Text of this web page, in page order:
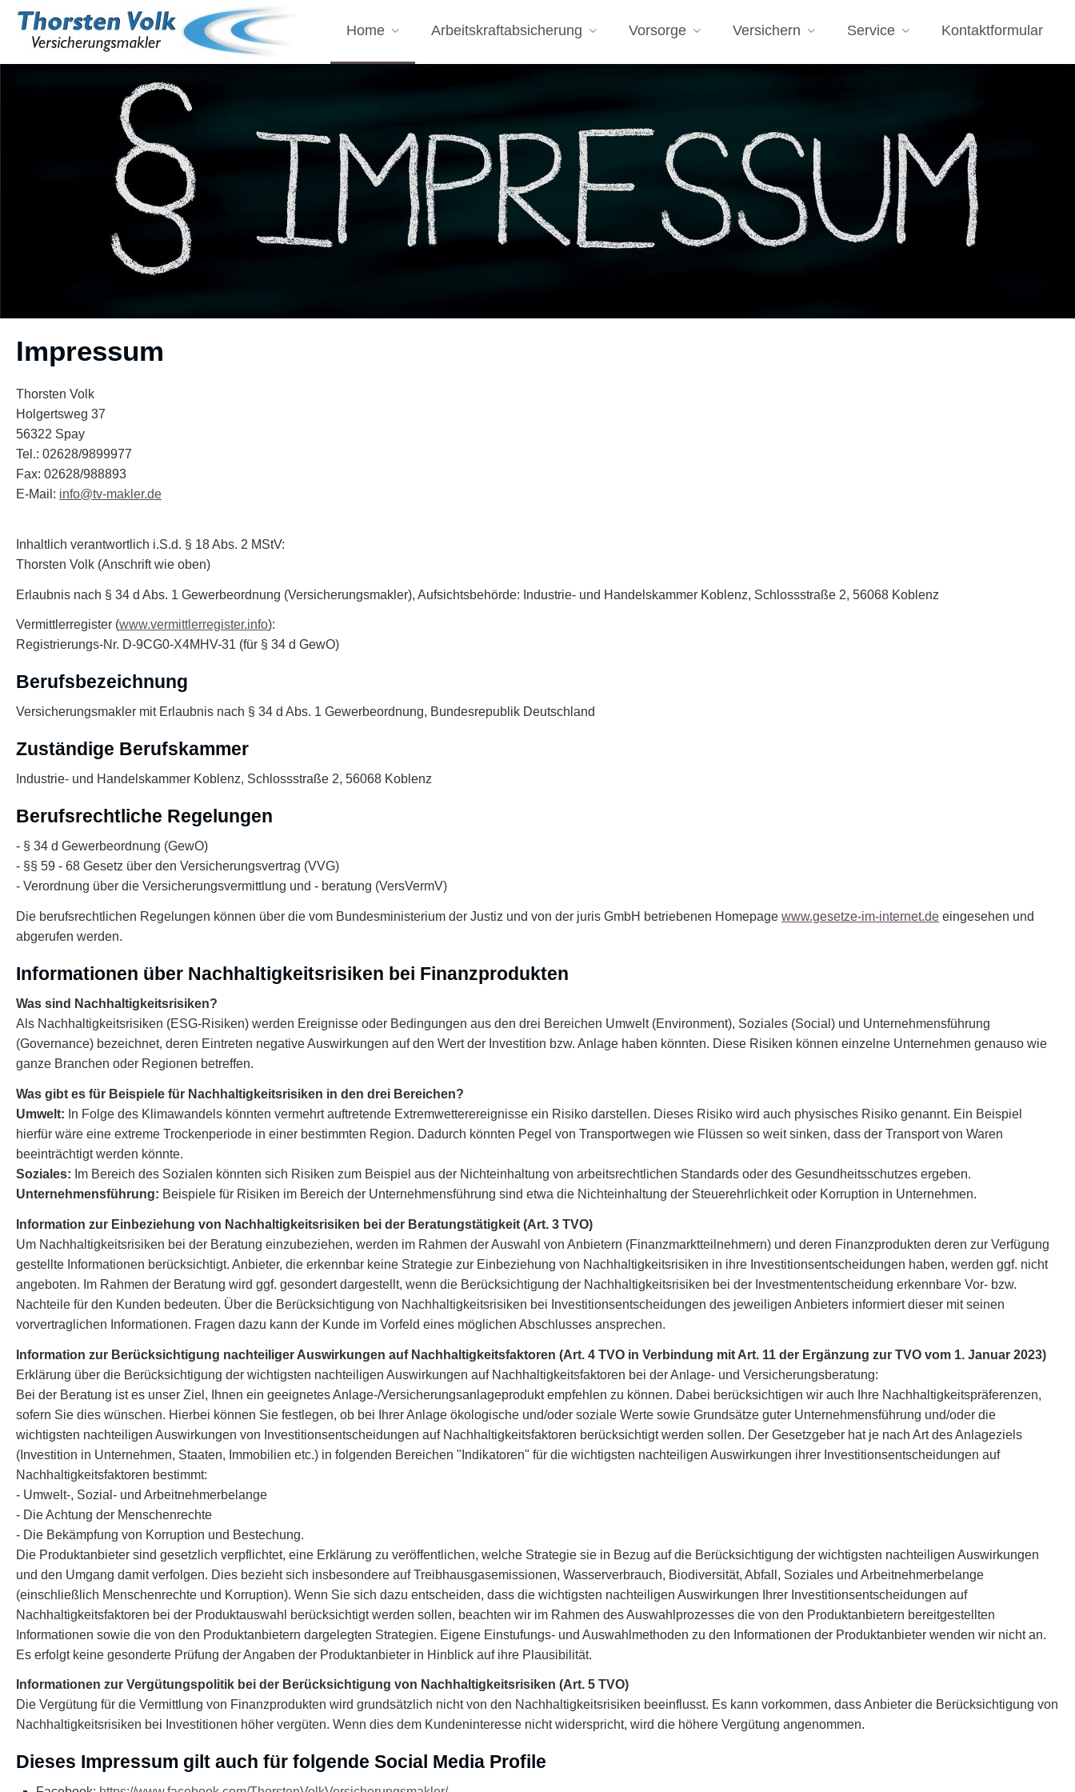
Home Arbeitskraftabsicherung Vorsorge Versichern Service Kontaktformular
Impressum
Thorsten Volk
Holgertsweg 37
56322 Spay
Tel.: 02628/9899977
Fax: 02628/988893
E-Mail: info@tv-makler.de
Inhaltlich verantwortlich i.S.d. § 18 Abs. 2 MStV:
Thorsten Volk (Anschrift wie oben)
Erlaubnis nach § 34 d Abs. 1 Gewerbeordnung (Ver­sicherungs­makler), Aufsichtsbehörde: Industrie- und Handelskammer Koblenz, Schlossstraße 2, 56068 Koblenz
Vermittlerregister (www.vermittlerregister.info):
Registrierungs-Nr. D-9CG0-X4MHV-31 (für § 34 d GewO)
Berufsbezeichnung
Ver­sicherungs­makler mit Erlaubnis nach § 34 d Abs. 1 Gewerbeordnung, Bundesrepublik Deutschland
Zuständige Berufskammer
Industrie- und Handelskammer Koblenz, Schlossstraße 2, 56068 Koblenz
Berufsrechtliche Regelungen
- § 34 d Gewerbeordnung (GewO)
- §§ 59 - 68 Gesetz über den Versicherungsvertrag (VVG)
- Verordnung über die Versicherungsvermittlung und - beratung (VersVermV)
Die berufsrechtlichen Regelungen können über die vom Bundesministerium der Justiz und von der juris GmbH betriebenen Homepage www.gesetze-im-internet.de eingesehen und
abgerufen werden.
Informationen über Nachhaltigkeitsrisiken bei Finanzprodukten
Was sind Nachhaltigkeitsrisiken?
Als Nachhaltigkeitsrisiken (ESG-Risiken) werden Ereignisse oder Bedingungen aus den drei Bereichen Umwelt (Environment), Soziales (Social) und Unternehmensführung
(Governance) bezeichnet, deren Eintreten negative Auswirkungen auf den Wert der Investition bzw. Anlage haben könnten. Diese Risiken können einzelne Unternehmen genauso wie
ganze Branchen oder Regionen betreffen.
Was gibt es für Beispiele für Nachhaltigkeitsrisiken in den drei Bereichen?
Umwelt: In Folge des Klimawandels könnten vermehrt auftretende Extremwetterereignisse ein Risiko darstellen. Dieses Risiko wird auch physisches Risiko genannt. Ein Beispiel
hierfür wäre eine extreme Trockenperiode in einer bestimmten Region. Dadurch könnten Pegel von Transportwegen wie Flüssen so weit sinken, dass der Transport von Waren
beeinträchtigt werden könnte.
Soziales: Im Bereich des Sozialen könnten sich Risiken zum Beispiel aus der Nichteinhaltung von arbeitsrechtlichen Standards oder des Gesundheitsschutzes ergeben.
Unternehmensführung: Beispiele für Risiken im Bereich der Unternehmensführung sind etwa die Nichteinhaltung der Steuerehrlichkeit oder Korruption in Unternehmen.
Information zur Einbeziehung von Nachhaltigkeitsrisiken bei der Beratungstätigkeit (Art. 3 TVO)
Um Nachhaltigkeitsrisiken bei der Beratung einzubeziehen, werden im Rahmen der Auswahl von Anbietern (Finanzmarktteilnehmern) und deren Finanzprodukten deren zur Verfügung
gestellte Informationen berücksichtigt. Anbieter, die erkennbar keine Strategie zur Einbeziehung von Nachhaltigkeitsrisiken in ihre Investitionsentscheidungen haben, werden ggf. nicht
angeboten. Im Rahmen der Beratung wird ggf. gesondert dargestellt, wenn die Berücksichtigung der Nachhaltigkeitsrisiken bei der Investmententscheidung erkennbare Vor- bzw.
Nachteile für den Kunden bedeuten. Über die Berücksichtigung von Nachhaltigkeitsrisiken bei Investitionsentscheidungen des jeweiligen Anbieters informiert dieser mit seinen
vorvertraglichen Informationen. Fragen dazu kann der Kunde im Vorfeld eines möglichen Abschlusses ansprechen.
Information zur Berücksichtigung nachteiliger Auswirkungen auf Nachhaltigkeitsfaktoren (Art. 4 TVO in Verbindung mit Art. 11 der Ergänzung zur TVO vom 1. Januar 2023)
Erklärung über die Berücksichtigung der wichtigsten nachteiligen Auswirkungen auf Nachhaltigkeitsfaktoren bei der Anlage- und Versicherungsberatung:
Bei der Beratung ist es unser Ziel, Ihnen ein geeignetes Anlage-/Versicherungsanlageprodukt empfehlen zu können. Dabei berücksichtigen wir auch Ihre Nachhaltigkeitspräferenzen,
sofern Sie dies wünschen. Hierbei können Sie festlegen, ob bei Ihrer Anlage ökologische und/oder soziale Werte sowie Grundsätze guter Unternehmensführung und/oder die
wichtigsten nachteiligen Auswirkungen von Investitionsentscheidungen auf Nachhaltigkeitsfaktoren berücksichtigt werden sollen. Der Gesetzgeber hat je nach Art des Anlageziels
(Investition in Unternehmen, Staaten, Immobilien etc.) in folgenden Bereichen "Indikatoren" für die wichtigsten nachteiligen Auswirkungen ihrer Investitionsentscheidungen auf
Nachhaltigkeitsfaktoren bestimmt:
- Umwelt-, Sozial- und Arbeitnehmerbelange
- Die Achtung der Menschenrechte
- Die Bekämpfung von Korruption und Bestechung.
Die Produktanbieter sind gesetzlich verpflichtet, eine Erklärung zu veröffentlichen, welche Strategie sie in Bezug auf die Berücksichtigung der wichtigsten nachteiligen Auswirkungen
und den Umgang damit verfolgen. Dies bezieht sich insbesondere auf Treibhausgasemissionen, Wasserverbrauch, Biodiversität, Abfall, Soziales und Arbeitnehmerbelange
(einschließlich Menschenrechte und Korruption). Wenn Sie sich dazu entscheiden, dass die wichtigsten nachteiligen Auswirkungen Ihrer Investitionsentscheidungen auf
Nachhaltigkeitsfaktoren bei der Produktauswahl berücksichtigt werden sollen, beachten wir im Rahmen des Auswahlprozesses die von den Produktanbietern bereitgestellten
Informationen sowie die von den Produktanbietern dargelegten Strategien. Eigene Einstufungs- und Auswahlmethoden zu den Informationen der Produktanbieter wenden wir nicht an.
Es erfolgt keine gesonderte Prüfung der Angaben der Produktanbieter in Hinblick auf ihre Plausibilität.
Informationen zur Vergütungspolitik bei der Berücksichtigung von Nachhaltigkeitsrisiken (Art. 5 TVO)
Die Vergütung für die Vermittlung von Finanzprodukten wird grundsätzlich nicht von den Nachhaltigkeitsrisiken beeinflusst. Es kann vorkommen, dass Anbieter die Berücksichtigung von
Nachhaltigkeitsrisiken bei Investitionen höher vergüten. Wenn dies dem Kundeninteresse nicht widerspricht, wird die höhere Vergütung angenommen.
Dieses Impressum gilt auch für folgende Social Media Profile